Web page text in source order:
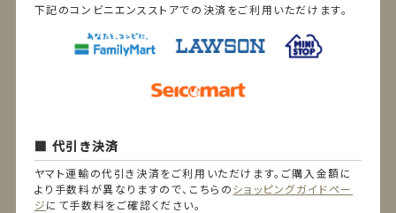
下記のコンビニエンスストアでの決済をご利用いただけます。
代引き決済
ヤマト運輸の代引き決済をご利用いただけます。ご購入金額に
より手数料が異なりますので、こちらのショッピングガイドペー
ジにて手数料をご確認ください。